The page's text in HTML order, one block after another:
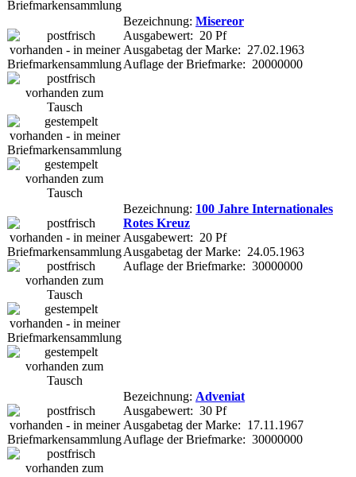
Bezeichnung: Misereor
Ausgabewert: 20 Pf
Ausgabetag der Marke: 27.02.1963
Auflage der Briefmarke: 20000000
Bezeichnung: 100 Jahre Internationales
Rotes Kreuz
Ausgabewert: 20 Pf
Ausgabetag der Marke: 24.05.1963
Auflage der Briefmarke: 30000000
Bezeichnung: Adveniat
Ausgabewert: 30 Pf
Ausgabetag der Marke: 17.11.1967
Auflage der Briefmarke: 30000000